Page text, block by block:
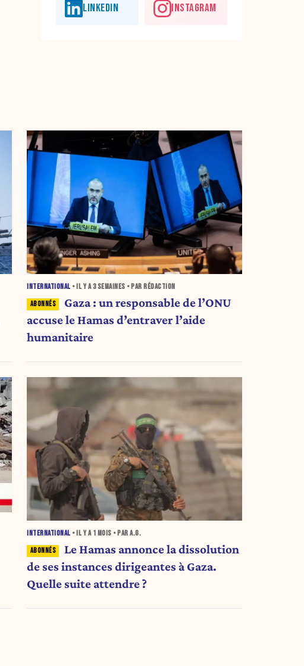
LINKEDIN INSTAGRAM
INTERNATIONAL • IL Y A3 SEMAINES • PAR RÉDACTION
Gaza : un responsable de l’ONU
accuse le Hamas d’entraver l’aide
humanitaire
INTERNATIONAL • IL Y A 1 MOIS • PAR A.G.
Le Hamas annonce la dissolution
de ses instances dirigeantes à Gaza.
Quelle suite attendre ?